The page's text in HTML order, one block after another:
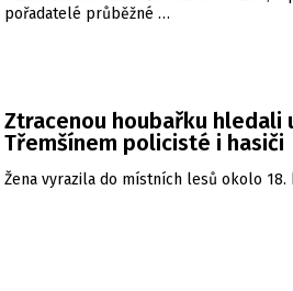
pořadatelé průběžné …
Ztracenou houbařku hledali
Třemšínem policisté i hasiči
Žena vyrazila do místních lesů okolo 18.